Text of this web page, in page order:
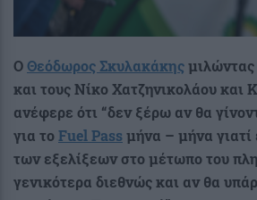
Ο Θεόδωρος Σκυλακάκης
και τους Νίκο Χατζηνικολάου και
ανέφερε ότι “δεν ξέρω αν θα
για τοFuel Passμήνα – μήνα γιατί
των εξελίξεων στο μέτωπο του
γενικότερα διεθνώς και αν θα